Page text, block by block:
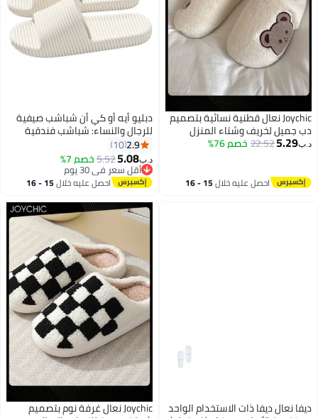
Joychic نعال قطنية نسائية بتصميم
جميل لخريف وشتاء المنزل
غير قابلة للانزلاق سميكة5.29
22.52خصم 76%
احصل عليه خلال 15 - 16
دبليو أيه أو كي أن شباشب صيفية
للرجال والنساء: شباشب فندقية
بلاستيكية مضادة للانزلاق، صنادل
مريحة للزوجين للمنزل والحمام.
مثالية للبيع بالجملة، توفر هذه
النعال الأمان في المناطق الرطبة.
للأزواج والمنزل والحمام والفندق -
تجمع بين العملية والراحة للجميع.
2.9
10
5.08
5.52خصم 7%
أقل سعر في 30 يوم
أقل سعر في 30 يوماحصل عليه خلال 15 - 16
نعال ديفا ذات الاستخدام الواحد Joychic نعال غرفة نوم بتصميم